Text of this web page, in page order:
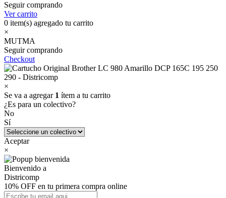
Seguir comprando
Ver carrito
0 item(s) agregado tu carrito
×
MUTMA
Seguir comprando
Checkout
×
Se va a agregar 1 ítem a tu carrito
¿Es para un colectivo?
No
Sí
Aceptar
×
Bienvenido a
Districomp
10% OFF en tu primera compra online